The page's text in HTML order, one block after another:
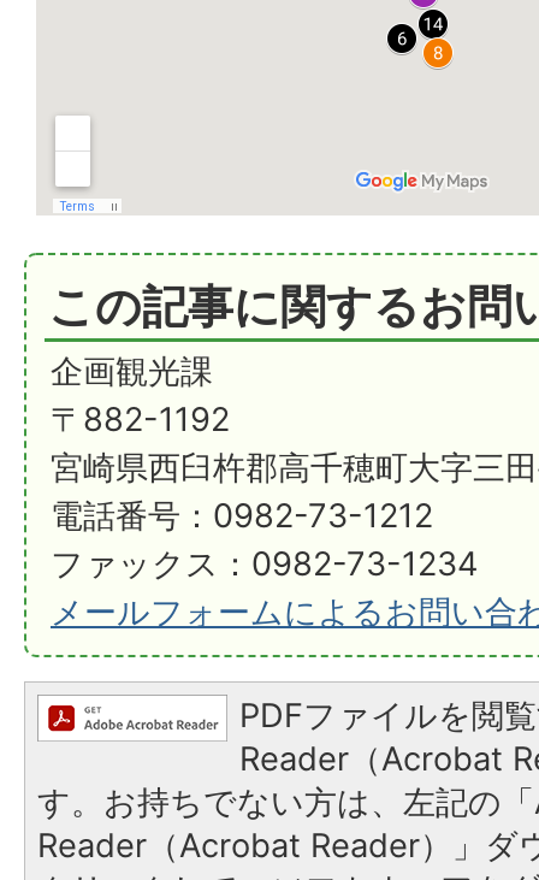
この記事に関するお問
企画観光課
〒882-1192
宮崎県西臼杵郡高千穂町大字三
電話番号：0982-73-1212
ファックス：0982-73-1234
メールフォームによるお問い合
PDFファイルを閲
Reader（Acrobat
す。お持ちでない方は、左記の
Reader（Acrobat Reader）」ダ